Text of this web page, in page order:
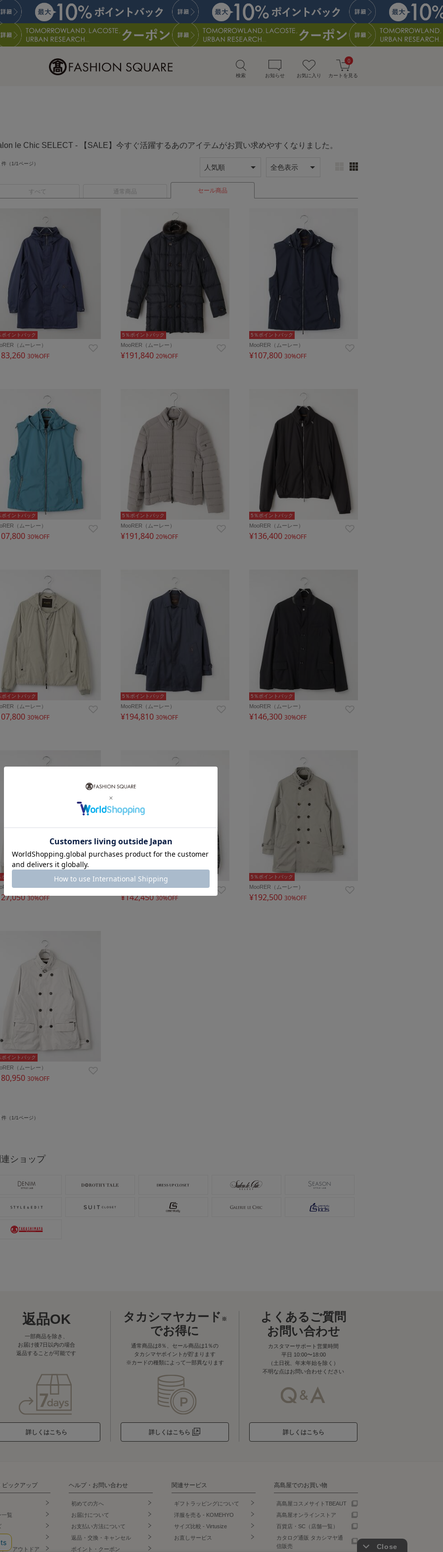
検索 お知らせ お気に入り カートを見る
0
le Chic SELECT - 【SALE】今すぐ活躍するあのアイテムがお買い求めやすくなりました。
件（1/1ページ）
すべて 通常商品 セール商品
ポイントバック
（ムーレー）
30%OFF
5％ポイントバック
MooRER（ムーレー）
¥191,840 20%OFF
5％ポイントバック
MooRER（ムーレー）
¥107,800 30%OFF
ポイントバック
（ムーレー）
30%OFF
5％ポイントバック
MooRER（ムーレー）
¥191,840 20%OFF
5％ポイントバック
MooRER（ムーレー）
¥136,400 20%OFF
ポイントバック
（ムーレー）
30%OFF
5％ポイントバック
MooRER（ムーレー）
¥194,810 30%OFF
5％ポイントバック
MooRER（ムーレー）
¥146,300 30%OFF
ポイントバック
（ムーレー）
30%OFF
5％ポイントバック
MooRER（ムーレー）
¥142,45030%OFF
5％ポイントバック
MooRER（ムーレー）
¥192,500 30%OFF
ポイントバック
（ムーレー）
30%OFF
件（1/1ページ）
連ショップ
返品OK
一部商品を除き、
お届け後7日以内の場合
返品することが可能です
詳しくはこちら
タカシマヤカード ※
でお得に
通常商品は8％、セール商品は1％の
タカシマヤポイントが貯まります
※カードの種類によって一部異なります
詳しくはこちら
よくあるご質問
お問い合わせ
カスタマーサポート営業時間
平日 10:00〜18:00
（土日祝、年末年始を除く）
不明な点はお問い合わせください
詳しくはこちら
ピックアップ
一覧
ア・アウトドア
ヘルプ・お問い合わせ
初めての方へ
お届けについて
お支払い方法について
返品・交換・キャンセル
ポイント・クーポン
関連サービス
ギフトラッピングについて
洋服を売る - KOMEHYO
サイズ比較 - Virtusize
お直しサービス
高島屋でのお買い物
高島屋コスメサイトTBEAUT
高島屋オンラインストア
百貨店・SC（店舗一覧）
カタログ通販 タカシマヤ通
信販売